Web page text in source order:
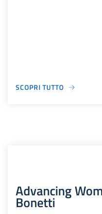
SCOPRI TUTTO
Advancing
Bonetti